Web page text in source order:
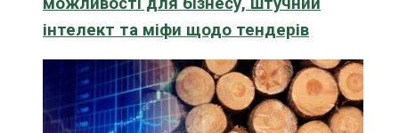
інтелект та міфи щодо тендерів